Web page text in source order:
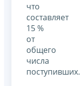
что
составляет
15 %
от
общего
числа
поступивших.